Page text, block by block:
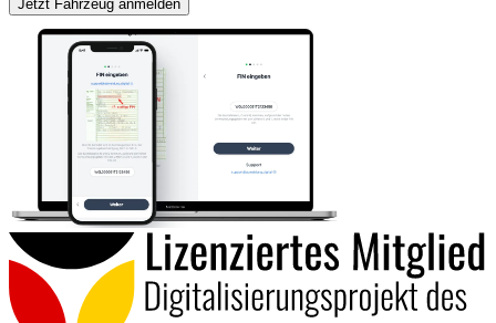
Jetzt Fahrzeug anmelden